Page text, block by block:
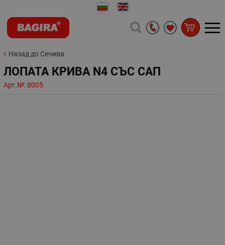
Назад до Сечива
ЛОПАТА КРИВА N4 СЪС САП
Арт.№: 8005